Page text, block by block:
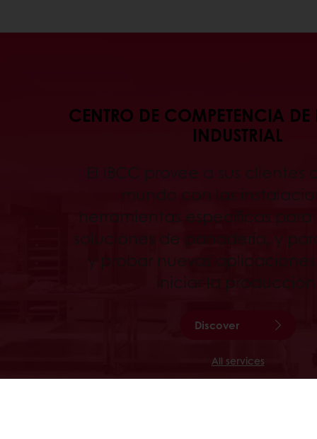
CENTRO DE COMPETENCIA
INDUSTRIAL
El IBCC provee a sus clientes
mundo con las
herramientas específicas para
soluciones de panadería, y
y probar nuevas
iniciar la
Discover
All services